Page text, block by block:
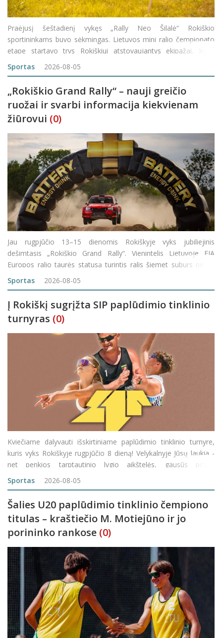
Praėjusį šeštadienį vykęs „Rally Neo Šilalė“ Rokiškio
sportininkams buvo sėkmingas. Lietuvos mini ralio čempionato
etape startavo trys Rokiškiui atstovaujantys ekipažai, kurie
klasėse.&nb
Sportas 2026-08-05
„Rokiškio Grand Rally“ – nauji greičio
ruožai ir svarbi informacija kiekvienam
žiūrovui (0)
Jau rugpjūčio 13–15 dienomis Rokiškyje vyks jubiliejinis
dešimtasis „Rokiškio Grand Rally“. Vienintelis Lietuvoje FIA
Europos ralio taurės statusą turintis ralis šiemet suburs ne tik
sporti
Sportas 2026-08-05
Į Rokiškį sugrįžta SIP paplūdimio tinklinio
turnyras (0)
Kviečiame dalyvauti išskirtiniame paplūdimio tinklinio turnyre,
kuris vyks Rokiškyje rugpjūčio 8 dieną! Velykalnyje Jūsų laukia -
net penkios tarptautinio lygio aikštelės, gausūs prizai,
ir ypatinga nuotaika!
Sportas 2026-08-05
Šalies U20 paplūdimio tinklinio čempiono
titulas – kraštiečio M. Motiejūno ir jo
porininko rankose (0)